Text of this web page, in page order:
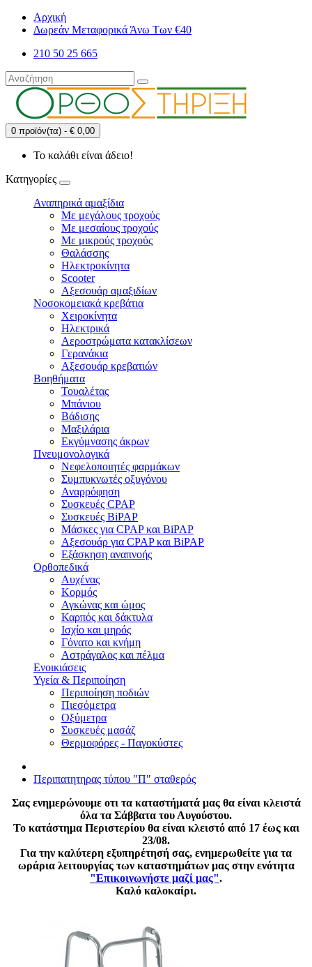
Αρχική
Δωρεάν Μεταφορικά Άνω Των €40
210 50 25 665
0 προϊόν(τα) - € 0,00
Το καλάθι είναι άδειο!
Κατηγορίες
Αναπηρικά αμαξίδια
Με μεγάλους τροχούς
Με μεσαίους τροχούς
Με μικρούς τροχούς
Θαλάσσης
Ηλεκτροκίνητα
Scooter
Αξεσουάρ αμαξιδίων
Νοσοκομειακά κρεβάτια
Χειροκίνητα
Ηλεκτρικά
Αεροστρώματα κατακλίσεων
Γερανάκια
Αξεσουάρ κρεβατιών
Βοηθήματα
Τουαλέτας
Μπάνιου
Βάδισης
Μαξιλάρια
Εκγύμνασης άκρων
Πνευμονολογικά
Νεφελοποιητές φαρμάκων
Συμπυκνωτές οξυγόνου
Αναρρόφηση
Συσκευές CPAP
Συσκευές BiPAP
Μάσκες για CPAP και BiPAP
Αξεσουάρ για CPAP και BiPAP
Εξάσκηση αναπνοής
Ορθοπεδικά
Αυχένας
Κορμός
Αγκώνας και ώμος
Καρπός και δάκτυλα
Ισχίο και μηρός
Γόνατο και κνήμη
Αστράγαλος και πέλμα
Ενοικιάσεις
Υγεία & Περιποίηση
Περιποίηση ποδιών
Πιεσόμετρα
Οξύμετρα
Συσκευές μασάζ
Θερμοφόρες - Παγοκύστες
Περιπατητηρας τύπου "Π" σταθερός
Σας ενημερώνουμε οτι τα καταστήματά μας θα είναι κλειστά
όλα τα Σάββατα του Αυγούστου.
Το κατάστημα Περιστερίου θα είναι κλειστό από 17 έως και
23/08.
Για την καλύτερη εξυπηρέτησή σας, ενημερωθείτε για τα
ωράρια λειτουργίας των καταστημάτων μας στην ενότητα
"Επικοινωνήστε μαζί μας".
Καλό καλοκαίρι.